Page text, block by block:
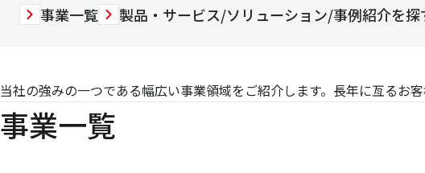
事業一覧 製品・サービス/ソリューション/事例紹介を探
当社の強みの一つである幅広い事業領域をご紹介します。長年に亙るお
事業一覧